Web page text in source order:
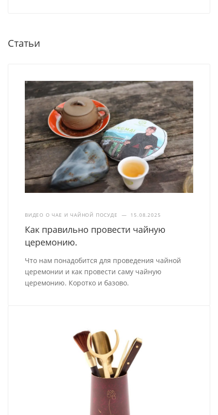
Статьи
ВИДЕО О ЧАЕ И ЧАЙНОЙ ПОСУДЕ — 15.08.2025
Как правильно провести чайную
церемонию.
Что нам понадобится для проведения чайной
церемонии и как провести саму чайную
церемонию. Коротко и базово.